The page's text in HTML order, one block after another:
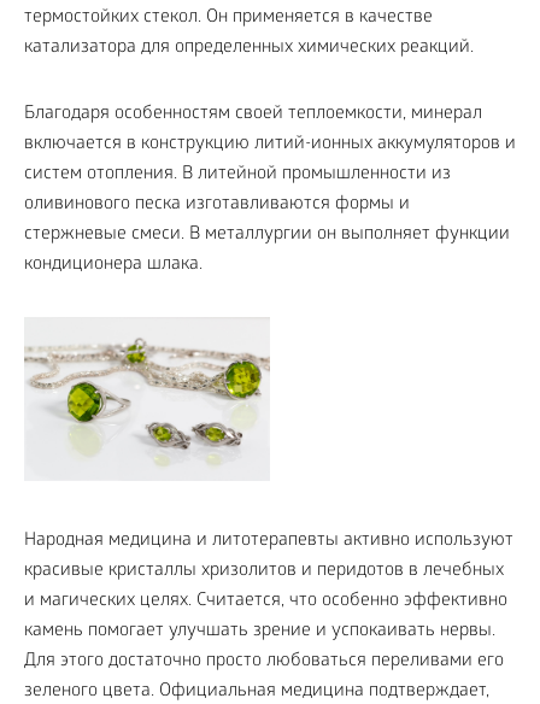
термостойких стекол. Он применяется в качестве
катализатора для определенных химических реакций.
Благодаря особенностям своей теплоемкости, минерал
включается в конструкцию литий-ионных аккумуляторов и
систем отопления. В литейной промышленности из
оливинового песка изготавливаются формы и
стержневые смеси. В металлургии он выполняет функции
кондиционера шлака.
Народная медицина и литотерапевты активно используют
красивые кристаллы хризолитов и перидотов в лечебных
и магических целях. Считается, что особенно эффективно
камень помогает улучшать зрение и успокаивать нервы.
Для этого достаточно просто любоваться переливами его
зеленого цвета. Официальная медицина подтверждает,